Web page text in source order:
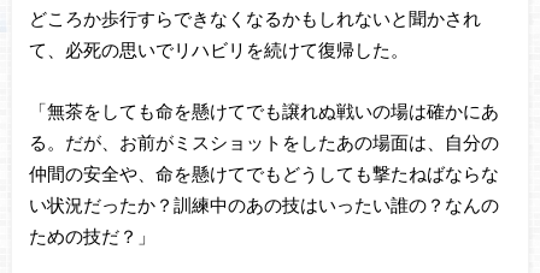
どころか歩行すらできなくなるかもしれないと聞かされ
て、必死の思いでリハビリを続けて復帰した。
「無茶をしても命を懸けてでも譲れぬ戦いの場は確かにあ
る。だが、お前がミスショットをしたあの場面は、自分の
仲間の安全や、命を懸けてでもどうしても撃たねばならな
い状況だったか？訓練中のあの技はいったい誰の？なんの
ための技だ？」